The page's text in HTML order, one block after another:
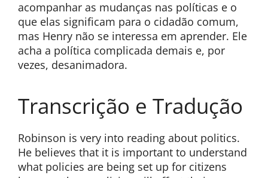
acompanhar as mudanças nas políticas e o
que elas significam para o cidadão comum,
mas Henry não se interessa em aprender. Ele
acha a política complicada demais e, por
vezes, desanimadora.
Transcrição e Tradução
Robinson is very into reading about politics.
He believes that it is important to understand
what policies are being set up for citizens